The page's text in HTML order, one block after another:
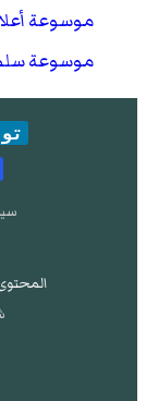
موسوعة
موسوعة